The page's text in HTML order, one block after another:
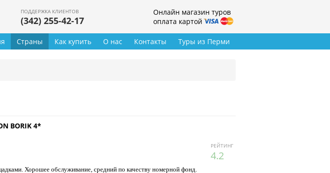
ПОДДЕРЖКА КЛИЕНТОВ
(342) 255-42-17
Онлайн магазин туров
оплата картой
Туры из Перми
Страны Как купить О нас Контакты
BORIK 4*
РЕЙТИНГ
4.2
Хорошее обслуживание, средний по качеству номерной фонд.